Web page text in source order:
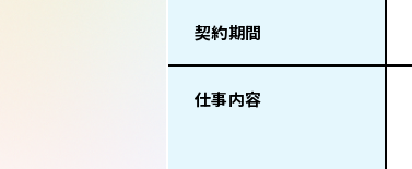
契約期間
仕事内容